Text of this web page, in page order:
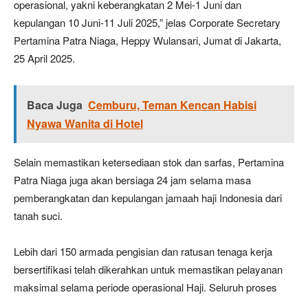
operasional, yakni keberangkatan 2 Mei-1 Juni dan
kepulangan 10 Juni-11 Juli 2025,” jelas Corporate Secretary
Pertamina Patra Niaga, Heppy Wulansari, Jumat di Jakarta,
25 April 2025.
Baca Juga Cemburu, Teman Kencan Habisi
Nyawa Wanita di Hotel
Selain memastikan ketersediaan stok dan sarfas, Pertamina
Patra Niaga juga akan bersiaga 24 jam selama masa
pemberangkatan dan kepulangan jamaah haji Indonesia dari
tanah suci.
Lebih dari 150 armada pengisian dan ratusan tenaga kerja
bersertifikasi telah dikerahkan untuk memastikan pelayanan
maksimal selama periode operasional Haji. Seluruh proses